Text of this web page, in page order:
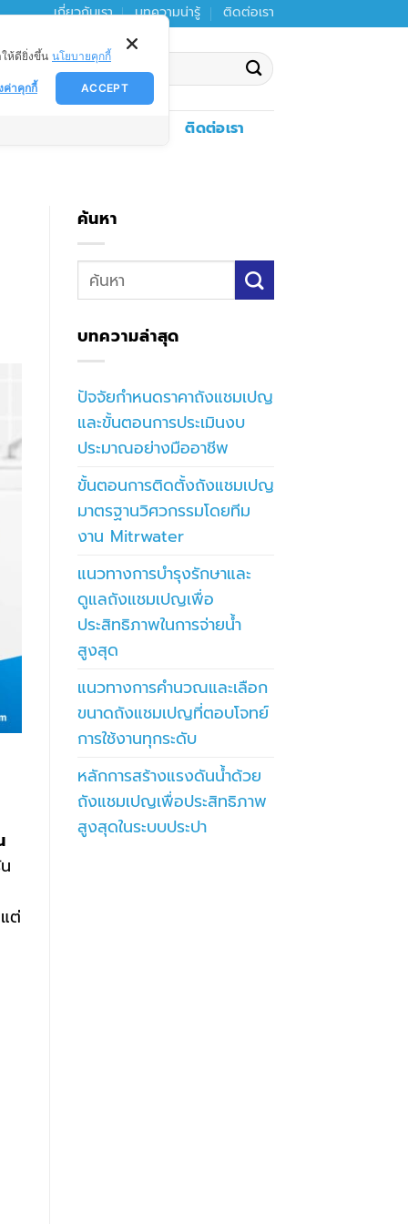
เกี่ยวกับเรา บทความน่ารู้ ติดต่อเรา
ติดต่อเรา
ต่
ค้นหา
บทความล่าสุด
ปัจจัยกำหนดราคาถังแชมเปญ
และขั้นตอนการประเมินงบ
ประมาณอย่างมืออาชีพ
ขั้นตอนการติดตั้งถังแชมเปญ
มาตรฐานวิศวกรรมโดยทีม
งาน Mitrwater
แนวทางการบำรุงรักษาและ
ดูแลถังแชมเปญเพื่อ
ประสิทธิภาพในการจ่ายน้ำ
สูงสุด
แนวทางการคำนวณและเลือก
ขนาดถังแชมเปญที่ตอบโจทย์
การใช้งานทุกระดับ
หลักการสร้างแรงดันน้ำด้วย
ถังแชมเปญเพื่อประสิทธิภาพ
สูงสุดในระบบประปา
ให้ดียิ่งขึ้น นโยบายคุกกี้
ACCEPT
ค่าคุกกี้